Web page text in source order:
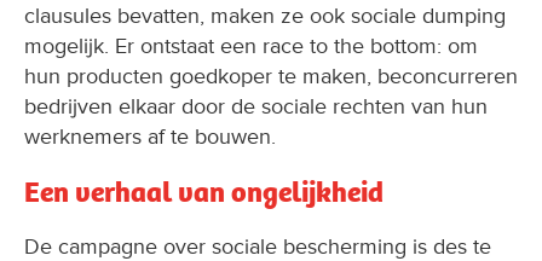
clausules bevatten, maken ze ook sociale dumping
mogelijk. Er ontstaat een race to the bottom: om
hun producten goedkoper te maken, beconcurreren
bedrijven elkaar door de sociale rechten van hun
werknemers af te bouwen.
Een verhaal van ongelijkheid
De campagne over sociale bescherming is des te